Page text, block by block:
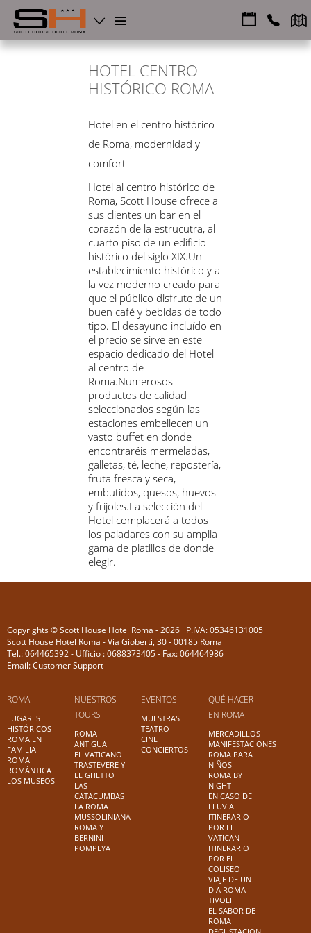
HOTEL CENTRO
HISTÓRICO ROMA
Hotel en el centro histórico
de Roma, modernidad y
comfort
Hotel al centro histórico de
Roma, Scott House ofrece a
sus clientes un bar en el
corazón de la estrucutra, al
cuarto piso de un edificio
histórico del siglo XIX.Un
establecimiento histórico y a
la vez moderno creado para
que el público disfrute de un
buen café y bebidas de todo
tipo. El desayuno incluído en
el precio se sirve en este
espacio dedicado del Hotel
al centro de
Roma.Numerosos
productos de calidad
seleccionados según las
estaciones embellecen un
vasto buffet en donde
encontraréis mermeladas,
galletas, té, leche, repostería,
fruta fresca y seca,
embutidos, quesos, huevos
y frijoles.La selección del
Hotel complacerá a todos
los paladares con su amplia
gama de platillos de donde
elegir.
Copyrights © Scott House Hotel Roma - 2026 P.IVA: 05346131005
Scott House Hotel Roma - Via Gioberti, 30 - 00185 Roma
Tel.: 064465392 - Ufficio : 0688373405 - Fax: 064464986
Email: Customer Support
ROMA
LUGARES
HISTÓRICOS
ROMA EN
FAMILIA
ROMA
ROMÁNTICA
LOS MUSEOS
NUESTROS
TOURS
ROMA
ANTIGUA
EL VATICANO
TRASTEVERE Y
EL GHETTO
LAS
CATACUMBAS
LA ROMA
MUSSOLINIANA
ROMA Y
BERNINI
POMPEYA
EVENTOS
MUESTRAS
TEATRO
CINE
CONCIERTOS
QUÉ HACER
EN ROMA
MERCADILLOS
MANIFESTACIONES
ROMA PARA
NIÑOS
ROMA BY
NIGHT
EN CASO DE
LLUVIA
ITINERARIO
POR EL
VATICAN
ITINERARIO
POR EL
COLISEO
VIAJE DE UN
DIA ROMA
TIVOLI
EL SABOR DE
ROMA